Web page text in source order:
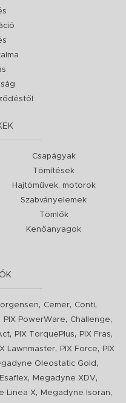
Csapágyak
Tömítések
Hajtóművek, motorok
Szabványelemek
Tömlők
Kenőanyagok
, Cemer, Conti,
PIX PowerWare, Challenge,
, PIX TorquePlus, PIX Fras,
Lawnmaster, PIX Force,
PIX
Oleostatic Gold ,
, Megadyne XDV,
Linea X, Megadyne Isoran,